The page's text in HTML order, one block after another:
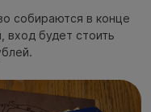
собираются в конце
вход будет стоить